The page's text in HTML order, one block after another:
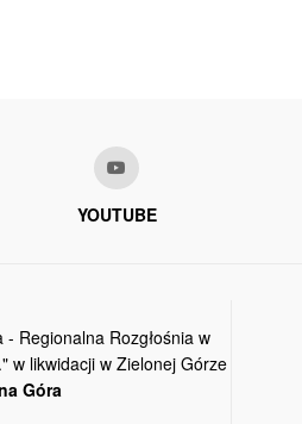
YOUTUBE
Regionalna Rozgłośnia w
w likwidacji w Zielonej Górze
Góra